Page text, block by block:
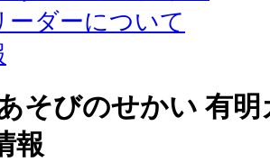
ーダーについて
そびのせかい 有
報